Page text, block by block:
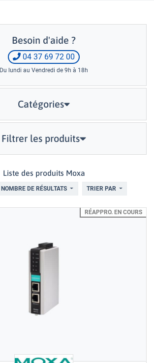
Besoin d'aide ?
04 37 69 72 00
Du lundi au Vendredi de 9h à 18h
Catégories
Filtrer les produits
Liste des produits Moxa
NOMBRE DE RÉSULTATS TRIER PAR
RÉAPPRO. EN COURS